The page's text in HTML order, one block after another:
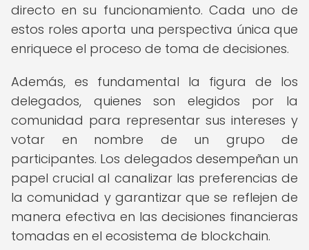
directo en su funcionamiento. Cada uno de
estos roles aporta una perspectiva única que
enriquece el proceso de toma de decisiones.
Además, es fundamental la figura de los
delegados, quienes son elegidos por la
comunidad para representar sus intereses y
votar en nombre de un grupo de
participantes. Los delegados desempeñan un
papel crucial al canalizar las preferencias de
la comunidad y garantizar que se reflejen de
manera efectiva en las decisiones financieras
tomadas en el ecosistema de blockchain.